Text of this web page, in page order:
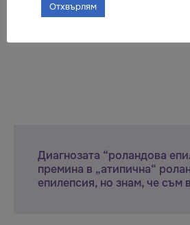
Диагнозата “роландова
премина в „атипична“
епилепсия, но знам, че съм
Отхвърлям